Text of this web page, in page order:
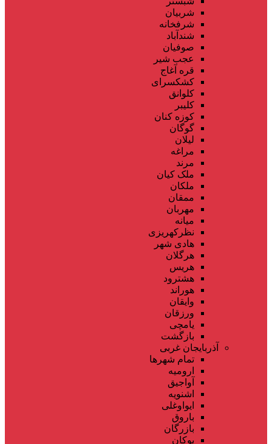
شربیان
شرفخانه
شندآباد
صوفیان
عجب شیر
قره آغاج
کشکسرای
کلوانق
کلیبر
کوزه کنان
گوگان
لیلان
مراغه
مرند
ملک کیان
ملکان
ممقان
مهربان
میانه
نظرکهریزی
هادی شهر
هرگلان
هریس
هشترود
هوراند
وایقان
ورزقان
یامچی
بازگشت
آذربایجان غربی
تمام شهر‌ها
ارومیه
آواجیق
اشنویه
ایواوغلی
باروق
بازرگان
بوکان